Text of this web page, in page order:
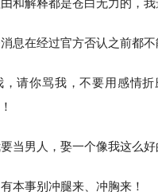
和解释都是苍白无力的，我
息在经过官方否认之前都不
，请你骂我，不要用感情
当男人，娶一个像我这么好
本事别冲腿来、冲胸来！